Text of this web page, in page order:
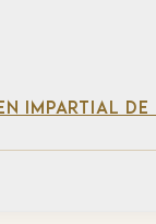
IMPARTIAL